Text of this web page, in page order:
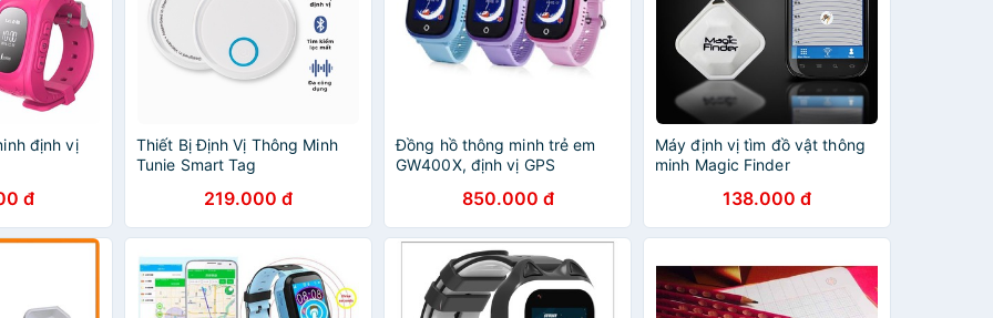
định vị
đ
Thiết Bị Định Vị Thông Minh
Tunie Smart Tag
219.000 đ
Đồng hồ thông minh trẻ em
GW400X, định vị GPS
850.000 đ
Máy định vị tìm đồ vật thông
minh Magic Finder
138.000 đ